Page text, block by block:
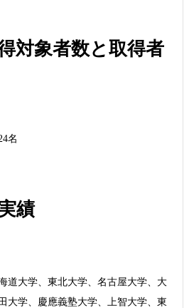
対象者数と取得者
名
績
道大学、東北大学、名古屋大学、大
大学、慶應義塾大学、上智大学、東